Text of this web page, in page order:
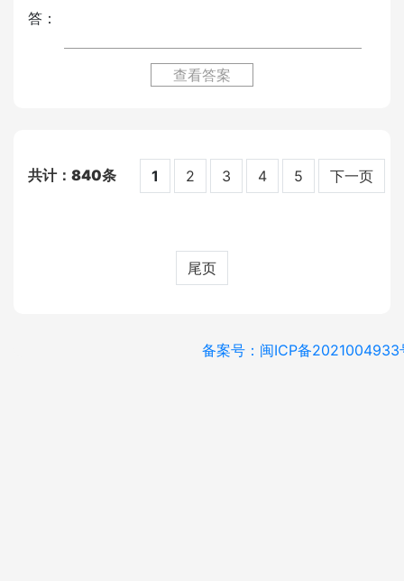
答：
查看答案
840 1 2 3 4 5 下一页
尾页
备案号：闽ICP备2021004933